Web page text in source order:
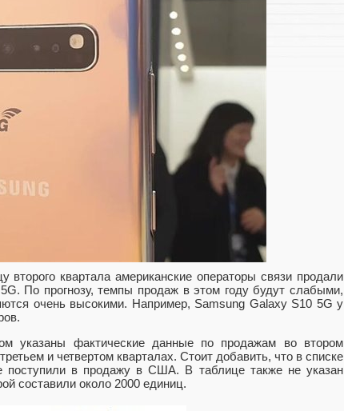
квартала американские операторы связи продали
По прогнозу, темпы продаж в этом году будут слабыми,
очень высокими. Например, Samsung Galaxy S10 5G у
указаны фактические данные по продажам во втором
и четвертом кварталах. Стоит добавить, что в списке
поступили в продажу в США. В таблице также не указан
составили около 2000 единиц.